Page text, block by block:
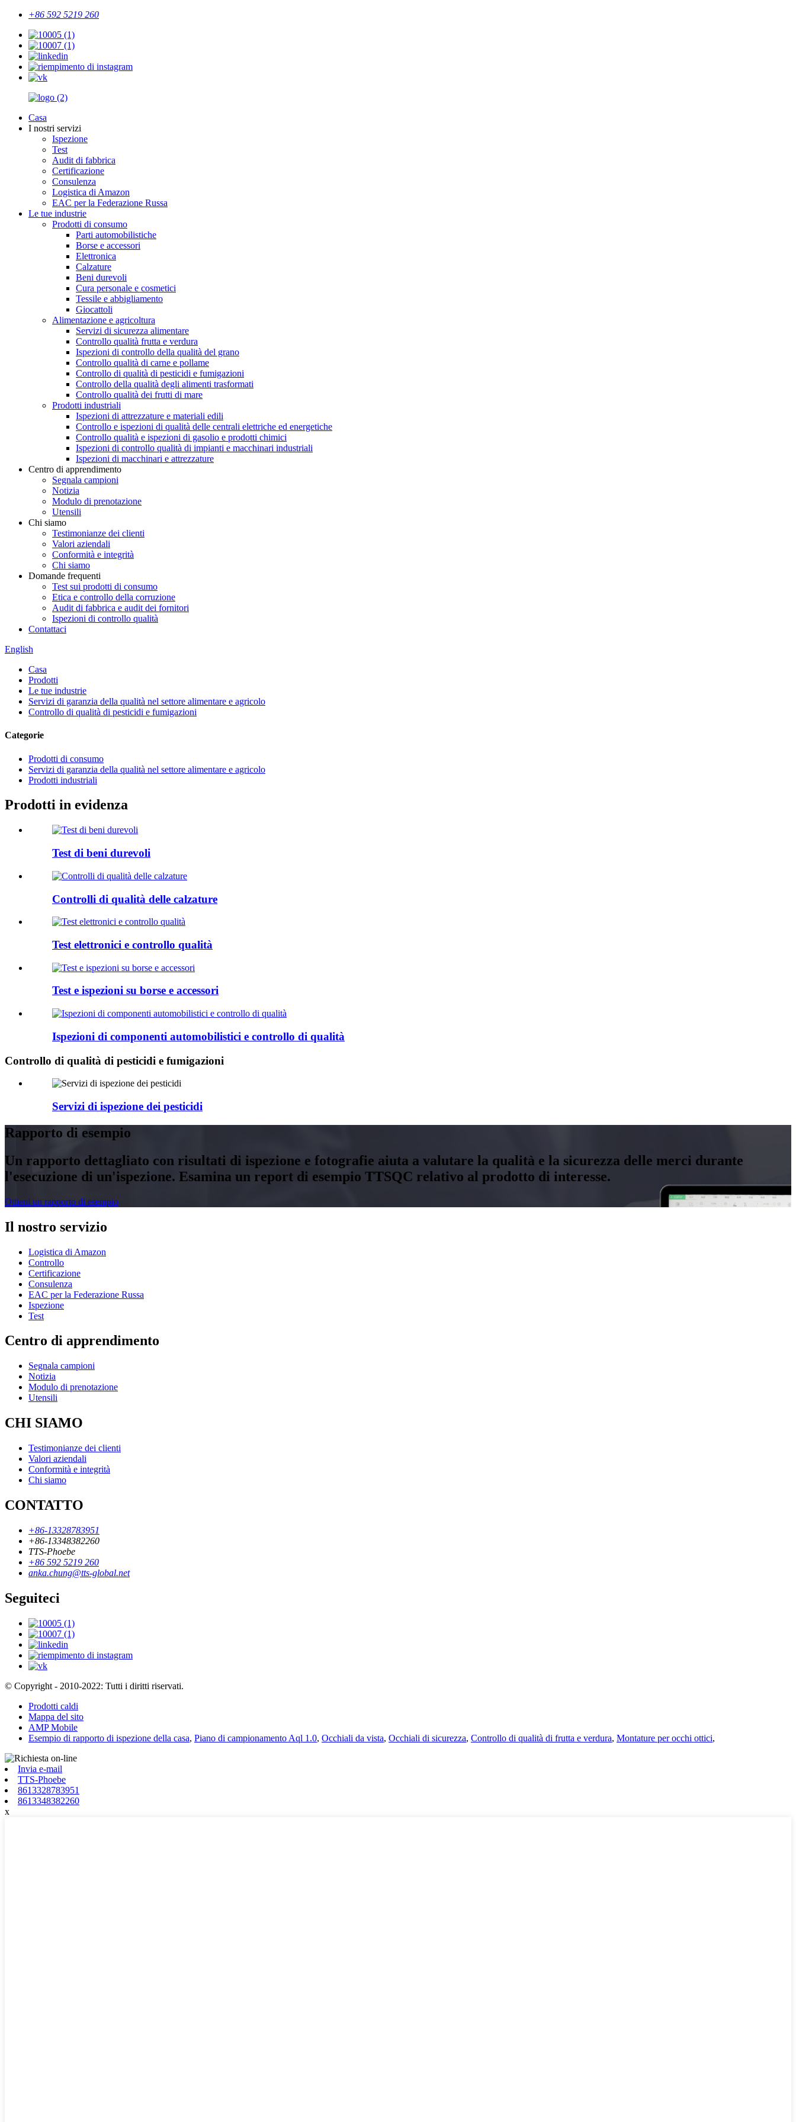
+86 592 5219 260
Casa
I nostri servizi
Ispezione
Test
Audit di fabbrica
Certificazione
Consulenza
Logistica di Amazon
EAC per la Federazione Russa
Le tue industrie
Prodotti di consumo
Parti automobilistiche
Borse e accessori
Elettronica
Calzature
Beni durevoli
Cura personale e cosmetici
Tessile e abbigliamento
Giocattoli
Alimentazione e agricoltura
Servizi di sicurezza alimentare
Controllo qualità frutta e verdura
Ispezioni di controllo della qualità del grano
Controllo qualità di carne e pollame
Controllo di qualità di pesticidi e fumigazioni
Controllo della qualità degli alimenti trasformati
Controllo qualità dei frutti di mare
Prodotti industriali
Ispezioni di attrezzature e materiali edili
Controllo e ispezioni di qualità delle centrali elettriche ed energetiche
Controllo qualità e ispezioni di gasolio e prodotti chimici
Ispezioni di controllo qualità di impianti e macchinari industriali
Ispezioni di macchinari e attrezzature
Centro di apprendimento
Segnala campioni
Notizia
Modulo di prenotazione
Utensili
Chi siamo
Testimonianze dei clienti
Valori aziendali
Conformità e integrità
Chi siamo
Domande frequenti
Test sui prodotti di consumo
Etica e controllo della corruzione
Audit di fabbrica e audit dei fornitori
Ispezioni di controllo qualità
Contattaci
English
Casa
Prodotti
Le tue industrie
Servizi di garanzia della qualità nel settore alimentare e agricolo
Controllo di qualità di pesticidi e fumigazioni
Categorie
Prodotti di consumo
Servizi di garanzia della qualità nel settore alimentare e agricolo
Prodotti industriali
Prodotti in evidenza
Test di beni durevoli
Controlli di qualità delle calzature
Test elettronici e controllo qualità
Test e ispezioni su borse e accessori
Ispezioni di componenti automobilistici e controllo di qualità
Controllo di qualità di pesticidi e fumigazioni
Servizi di ispezione dei pesticidi
Rapporto di esempio
Un rapporto dettagliato con risultati di ispezione e fotografie aiuta a valutare la qualità e la sicurezza delle merci durante
l'esecuzione di un'ispezione. Esamina un report di esempio TTSQC relativo al prodotto di interesse.
Ottieni un rapporto di esempio
Il nostro servizio
Logistica di Amazon
Controllo
Certificazione
Consulenza
EAC per la Federazione Russa
Ispezione
Test
Centro di apprendimento
Segnala campioni
Notizia
Modulo di prenotazione
Utensili
CHI SIAMO
Testimonianze dei clienti
Valori aziendali
Conformità e integrità
Chi siamo
CONTATTO
+86-13328783951
+86-13348382260
TTS-Phoebe
+86 592 5219 260
anka.chung@tts-global.net
Seguiteci
© Copyright - 2010-2022: Tutti i diritti riservati.
Prodotti caldi
Mappa del sito
AMP Mobile
Esempio di rapporto di ispezione della casa, Piano di campionamento Aql 1.0, Occhiali da vista, Occhiali di sicurezza, Controllo di qualità di frutta e verdura, Montature per occhi ottici,
Invia e-mail
TTS-Phoebe
8613328783951
8613348382260
x